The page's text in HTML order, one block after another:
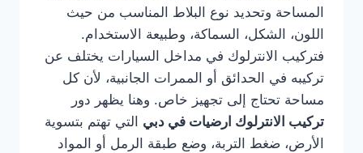
المساحة وتحديد نوع البلاط المناسب من حيث
اللون، الشكل، السماكة، وطبيعة الاستخدام.
فتركيب الانترلوك في مداخل السيارات يختلف عن
تركيبه في الحدائق أو الممرات الجانبية، لأن كل
مساحة تحتاج إلى تجهيز خاص. وهنا يظهر دور
تركيب الانترلوك ارضيات في دبي التي تهتم بتسوية
الأرض، ضغط التربة، وضع طبقة الرمل أو المواد